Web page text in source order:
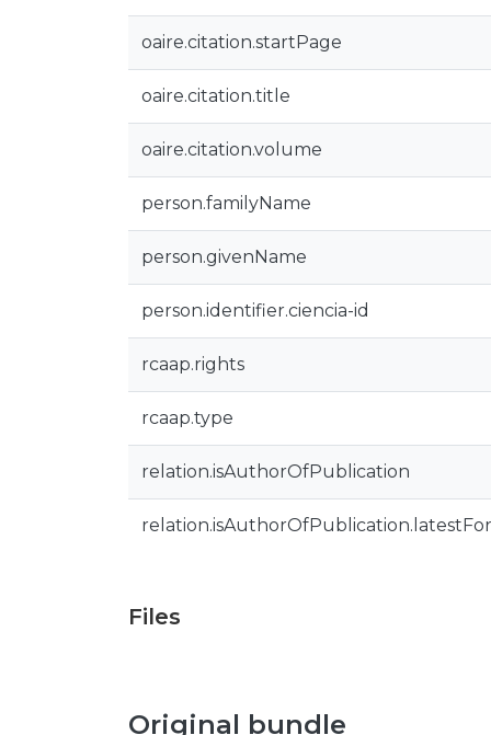
oaire.citation.startPage
oaire.citation.title
oaire.citation.volume
person.familyName
person.givenName
person.identifier.ciencia-id
rcaap.rights
rcaap.type
relation.isAuthorOfPublication
Files
Original bundle